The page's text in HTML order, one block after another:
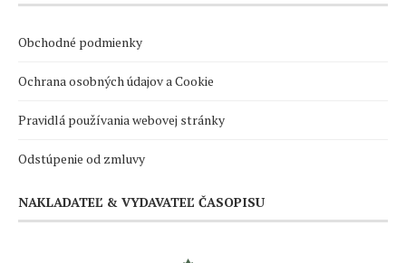
Obchodné podmienky
Ochrana osobných údajov a Cookie
Pravidlá používania webovej stránky
Odstúpenie od zmluvy
NAKLADATEĽ & VYDAVATEĽ ČASOPISU